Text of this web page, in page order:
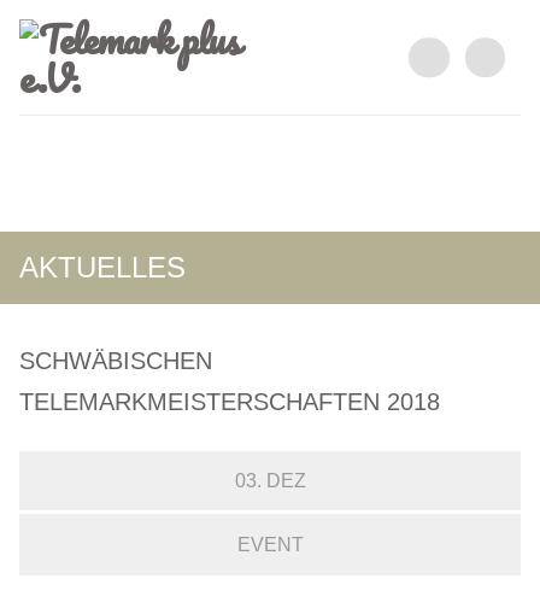
AKTUELLES
SCHWÄBISCHEN
TELEMARKMEISTERSCHAFTEN 2018
03. DEZ
EVENT